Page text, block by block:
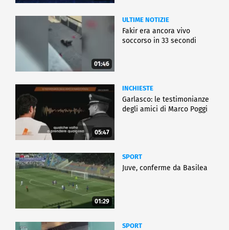
01:46
ULTIME NOTIZIE
Fakir era ancora vivo
soccorso in 33 secondi
05:47
INCHIESTE
Garlasco: le testimonianze
degli amici di Marco Poggi
01:29
SPORT
Juve, conferme da Basilea
SPORT